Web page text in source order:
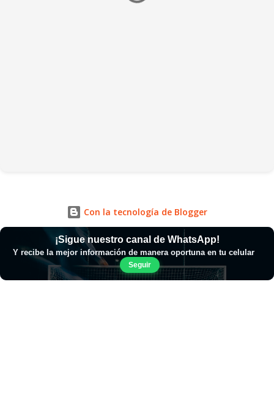
Con la tecnología de Blogger
¡Sigue nuestro canal de WhatsApp!
Y recibe la mejor información de manera oportuna en tu celular
Seguir